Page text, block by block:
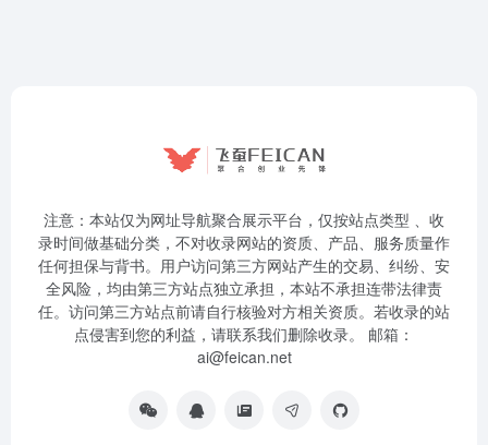
注意：本站仅为网址导航聚合展示平台，仅按站点类型 、收
录时间做基础分类，不对收录网站的资质、产品、服务质量作
任何担保与背书。用户访问第三方网站产生的交易、纠纷、安
全风险，均由第三方站点独立承担，本站不承担连带法律责
任。访问第三方站点前请自行核验对方相关资质。若收录的站
点侵害到您的利益，请联系我们删除收录。 邮箱：
ai@feican.net